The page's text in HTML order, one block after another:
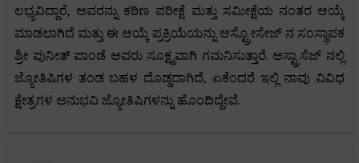
ಲಭ್ಯವಿದ್ದಾರೆ, ಅವರನ್ನು ಕಠಿಣ ಪರೀಕ್ಷೆ ಮತ್ತು ಸಮೀಕ್ಷೆಯ ನಂತರ ಆಯ್ಕೆ
ಮಾಡಲಾಗಿದೆ ಮತ್ತು ಈ ಆಯ್ಕೆ ಪ್ರಕ್ರಿಯೆಯನ್ನು ಆಸ್ಟ್ರೋಸೇಜ್ ನ ಸಂಸ್ಥಾಪಕ
ಶ್ರೀ ಪುನೀತ್ ಪಾಂಡೆ ಅವರು ಸೂಕ್ಷ್ಮವಾಗಿ ಗಮನಿಸುತ್ತಾರೆ. ಅಸ್ಟ್ರಾಸೆಜ್ ನಲ್ಲಿ
ಜ್ಯೋತಿಷಿಗಳ ತಂಡ ಬಹಳ ದೊಡ್ಡದಾಗಿದೆ, ಏಕೆಂದರೆ ಇಲ್ಲಿ ನಾವು ವಿವಿಧ
ಕ್ಷೇತ್ರಗಳ ಅನುಭವಿ ಜ್ಯೋತಿಷಿಗಳನ್ನು ಹೊಂದಿದ್ದೇವೆ.